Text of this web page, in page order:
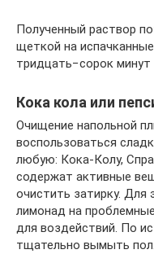
Полученный раствор
щеткой на
тридцать−сорок
Кока кола или
Очищение напольной
воспользоваться
любую: Кока-Колу,
содержат активные
очистить затирку. Для
лимонад на
для воздействий. По
тщательно вымыть пол.